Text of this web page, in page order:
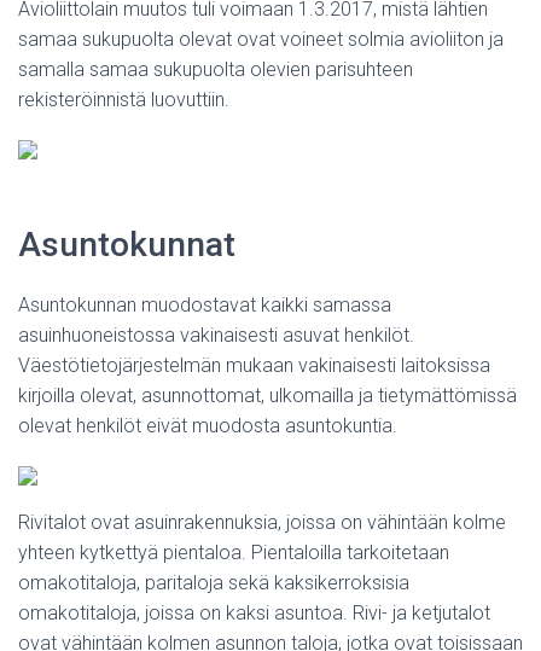
Avioliittolain muutos tuli voimaan 1.3.2017, mistä lähtien
samaa sukupuolta olevat ovat voineet solmia avioliiton ja
samalla samaa sukupuolta olevien parisuhteen
rekisteröinnistä luovuttiin.
Asuntokunnat
Asuntokunnan muodostavat kaikki samassa
asuinhuoneistossa vakinaisesti asuvat henkilöt.
Väestötietojärjestelmän mukaan vakinaisesti laitoksissa
kirjoilla olevat, asunnottomat, ulkomailla ja tietymättömissä
olevat henkilöt eivät muodosta asuntokuntia.
Rivitalot ovat asuinrakennuksia, joissa on vähintään kolme
yhteen kytkettyä pientaloa. Pientaloilla tarkoitetaan
omakotitaloja, paritaloja sekä kaksikerroksisia
omakotitaloja, joissa on kaksi asuntoa. Rivi- ja ketjutalot
ovat vähintään kolmen asunnon taloja, jotka ovat toisissaan